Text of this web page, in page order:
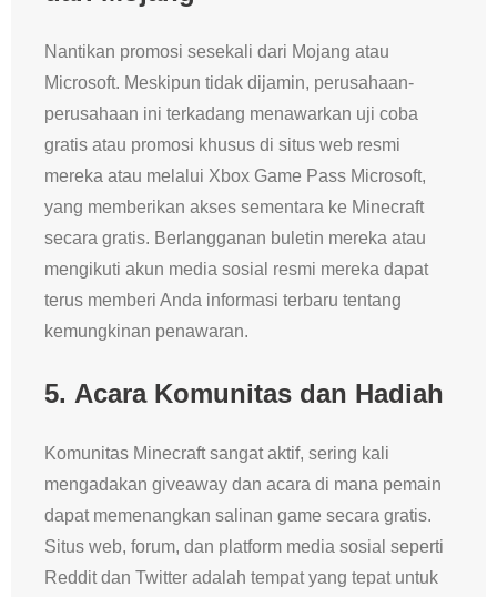
Nantikan promosi sesekali dari Mojang atau
Microsoft. Meskipun tidak dijamin, perusahaan-
perusahaan ini terkadang menawarkan uji coba
gratis atau promosi khusus di situs web resmi
mereka atau melalui Xbox Game Pass Microsoft,
yang memberikan akses sementara ke Minecraft
secara gratis. Berlangganan buletin mereka atau
mengikuti akun media sosial resmi mereka dapat
terus memberi Anda informasi terbaru tentang
kemungkinan penawaran.
5. Acara Komunitas dan Hadiah
Komunitas Minecraft sangat aktif, sering kali
mengadakan giveaway dan acara di mana pemain
dapat memenangkan salinan game secara gratis.
Situs web, forum, dan platform media sosial seperti
Reddit dan Twitter adalah tempat yang tepat untuk